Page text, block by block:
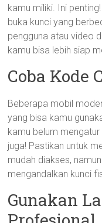
kamu miliki. Ini
buka kunci yang
pengguna atau video
kamu bisa lebih siap
Coba Kode
Beberapa mobil
yang bisa kamu
kamu belum
juga! Pastikan untuk
mudah diakses,
mengandalkan kunci
Gunakan